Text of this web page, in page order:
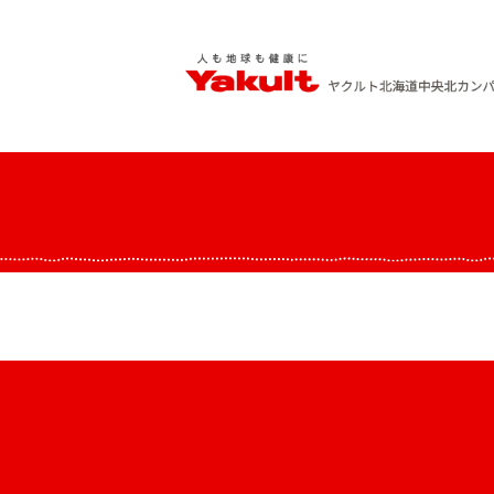
content
ヤクルト北海道中央 北カンパニー
人も地球も健康に